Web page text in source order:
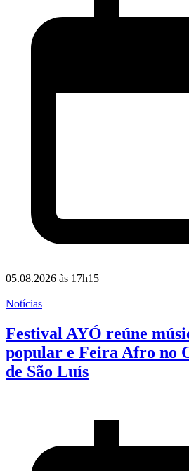
05.08.2026 às 17h15
Notícias
Festival AYÓ reúne
popular e Feira Afro no
de São Luís